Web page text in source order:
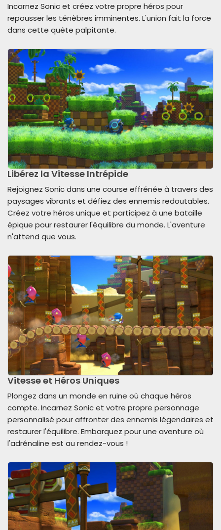
Incarnez Sonic et créez votre propre héros pour
repousser les ténèbres imminentes. L'union fait la force
dans cette quête palpitante.
Libérez la Vitesse Intrépide
Rejoignez Sonic dans une course effrénée à travers des
paysages vibrants et défiez des ennemis redoutables.
Créez votre héros unique et participez à une bataille
épique pour restaurer l'équilibre du monde. L'aventure
n'attend que vous.
Vitesse et Héros Uniques
Plongez dans un monde en ruine où chaque héros
compte. Incarnez Sonic et votre propre personnage
personnalisé pour affronter des ennemis légendaires et
restaurer l'équilibre. Embarquez pour une aventure où
l'adrénaline est au rendez-vous !